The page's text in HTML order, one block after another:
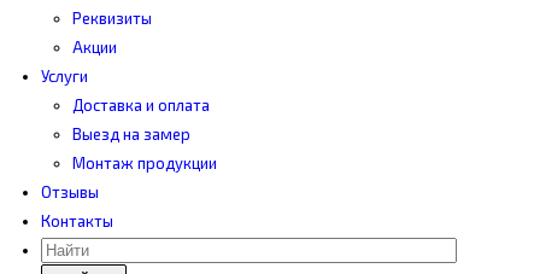
Реквизиты
Акции
Услуги
Доставка и оплата
Выезд на замер
Монтаж продукции
Отзывы
Контакты